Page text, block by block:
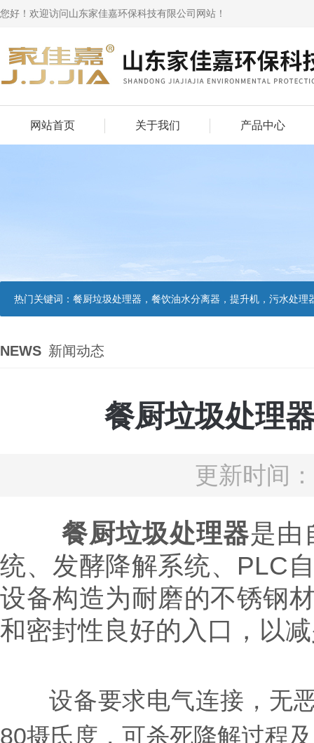
您好！欢迎访问山东家佳嘉环保科技有限公司网站！
网站首页 关于我们 产品中心
热门关键词： 餐厨垃圾处理器，餐饮油水分离器，提升机，污水处理
NEWS 新闻动态
餐厨垃圾处理
更新时间
餐厨垃圾处理器是由
统、发酵降解系统、PLC
设备构造为耐磨的不锈钢
和密封性良好的入口，以
设备要求电气连接，无恶
80摄氏度，可杀死降解过程